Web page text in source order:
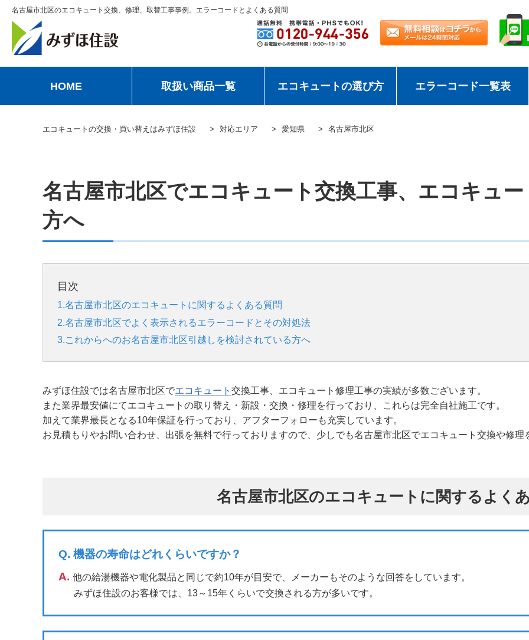
名古屋市北区のエコキュート交換、修理、取替工事事例。エラーコードとよくある質問
HOME 取扱い商品一覧 エコキュートの選び方 エラーコード一覧表
エコキュートの交換・買い替えはみずほ住設 対応エリア 愛知県 名古屋市北区
名古屋市北区でエコキュート交換工事、エコキュ
方へ
目次
1.名古屋市北区のエコキュートに関するよくある質問
2.名古屋市北区でよく表示されるエラーコードとその対処法
3.これからへのお名古屋市北区引越しを検討されている方へ
みずほ住設では名古屋市北区でエコキュート 交換工事、エコキュート修理工事の実績が多数ございます。
また業界最安値にてエコキュートの取り替え・新設・交換・修理を行っており、これらは完全自社施工です。
加えて業界最長となる10年保証を行っており、アフターフォローも充実しています。
お見積もりやお問い合わせ、出張を無料で行っておりますので、少しでも名古屋市北区でエコキュート交換や修理
名古屋市北区のエコキュートに関するよく
Q. 機器の寿命はどれくらいですか？
A. 他の給湯機器や電化製品と同じで約10年が目安で、メーカーもそのような回答をしています。
みずほ住設のお客様では、13～15年くらいで交換される方が多いです。